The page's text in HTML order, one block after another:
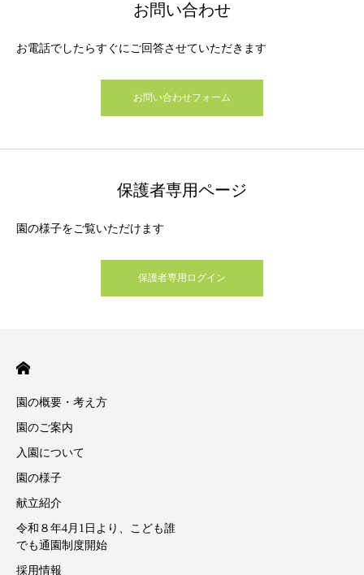
お問い合わせ
お電話でしたらすぐにご回答させていただきます
お問い合わせフォーム
保護者専用ページ
園の様子をご覧いただけます
保護者専用ログイン
園の概要・考え方
園のご案内
入園について
園の様子
献立紹介
令和８年4月1日より、こども誰
でも通園制度開始
採用情報